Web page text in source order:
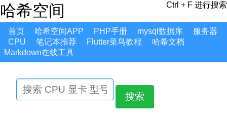
哈希空间 Ctrl + F 进行搜索
首页 哈希空间APP PHP手册 mysql数据库
服务器
CPU
笔记本推荐 Flutter菜鸟教程
哈希文档
Markdown在线工具
搜索